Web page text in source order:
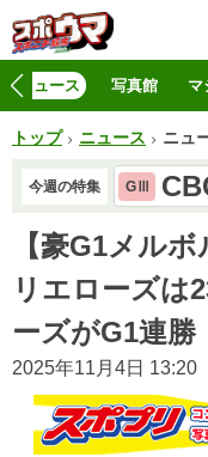
ニュース 写真館 マ
トップ ニュース ニュ
今週の特集 GⅢ
【豪G1メル
リエローズ
ーズがG1連勝
2025年11月4日 13:20